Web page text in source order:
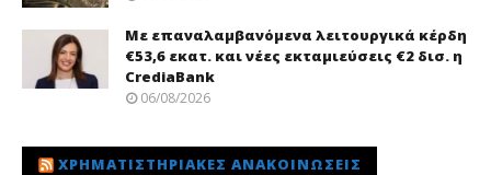
Με επαναλαμβανόμενα λειτουργικά κέρδη
€53,6 εκατ. και νέες εκταμιεύσεις €2 δισ. η
CrediaBank
06/08/2026
ΧΡΗΜΑΤΙΣΤΗΡΙΑΚΈΣ ΑΝΑΚΟΙΝΏΣΕΙΣ